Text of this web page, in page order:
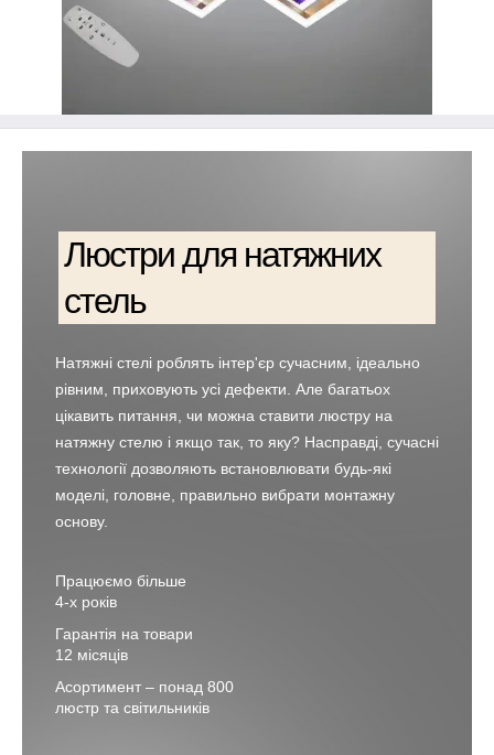
Люстри для натяжних
стель
Натяжні стелі роблять інтер'єр сучасним, ідеально
рівним, приховують усі дефекти. Але багатьох
цікавить питання, чи можна ставити люстру на
натяжну стелю і якщо так, то яку? Насправді, сучасні
технології дозволяють встановлювати будь-які
моделі, головне, правильно вибрати монтажну
основу.
Працюємо більше
4-х років
Гарантія на товари
12 місяців
Асортимент – понад 800
люстр та світильників